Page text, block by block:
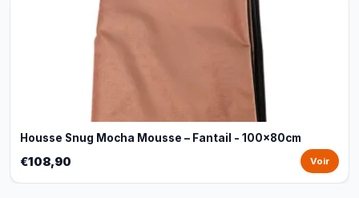
Housse Snug Mocha Mousse – Fantail - 100x80cm
€108,90 Voir